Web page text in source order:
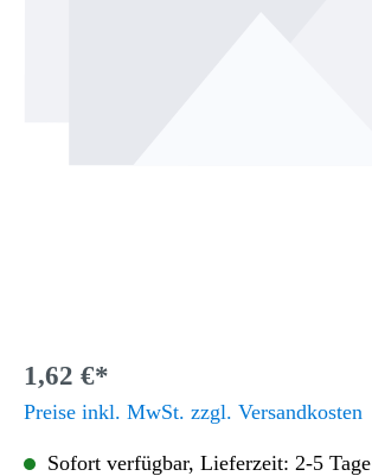
1,62 €*
Preise inkl. MwSt. zzgl. Versandkosten
Sofort verfügbar, Lieferzeit: 2-5 Tage